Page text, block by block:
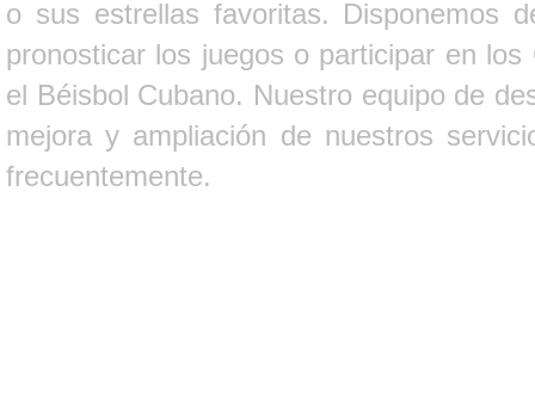
o sus estrellas favoritas. Disponemos
pronosticar los juegos o participar en
el Béisbol Cubano. Nuestro equipo de
mejora y ampliación de nuestros
frecuentemente.